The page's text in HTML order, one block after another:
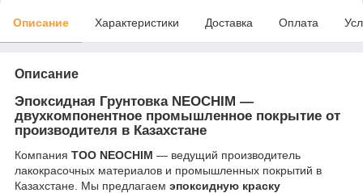
Описание Характеристики Доставка Оплата
Описание
Эпоксидная Грунтовка NEOCHIM —
двухкомпонентное промышленное покрытие от
производителя в Казахстане
Компания ТОО NEOCHIM — ведущий производитель
лакокрасочных материалов и промышленных покрытий в
Казахстане. Мы предлагаем эпоксидную краску